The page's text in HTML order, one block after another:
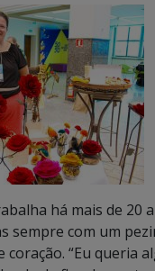
há mais de 20
sempre com um
coração. “Eu queria